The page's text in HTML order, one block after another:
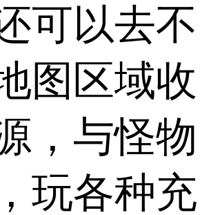
可以去不
图区域收
，与怪物
玩各种充